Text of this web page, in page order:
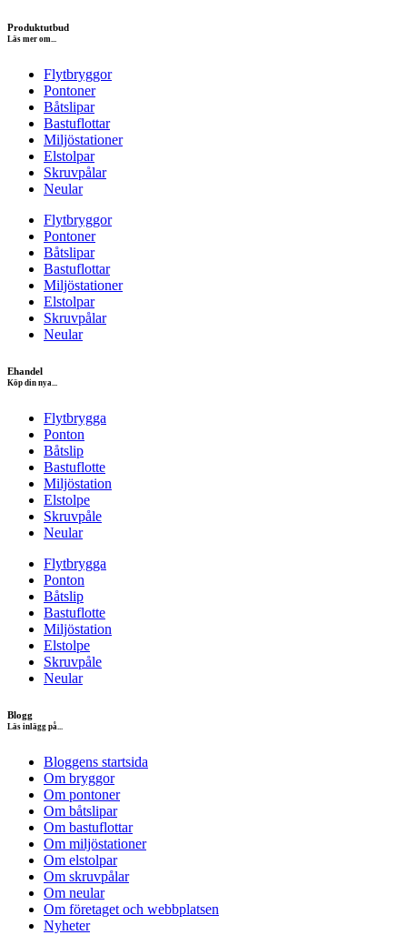
Produktutbud
Läs mer om...
Flytbryggor
Pontoner
Båtslipar
Bastuflottar
Miljöstationer
Elstolpar
Skruvpålar
Neular
Flytbryggor
Pontoner
Båtslipar
Bastuflottar
Miljöstationer
Elstolpar
Skruvpålar
Neular
Ehandel
Köp din nya...
Flytbrygga
Ponton
Båtslip
Bastuflotte
Miljöstation
Elstolpe
Skruvpåle
Neular
Flytbrygga
Ponton
Båtslip
Bastuflotte
Miljöstation
Elstolpe
Skruvpåle
Neular
Blogg
Läs inlägg på...
Bloggens startsida
Om bryggor
Om pontoner
Om båtslipar
Om bastuflottar
Om miljöstationer
Om elstolpar
Om skruvpålar
Om neular
Om företaget och webbplatsen
Nyheter